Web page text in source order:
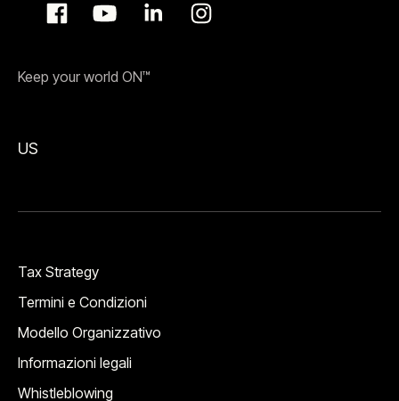
Keep your world ON™
US
Tax Strategy
Termini e Condizioni
Modello Organizzativo
Informazioni legali
Whistleblowing